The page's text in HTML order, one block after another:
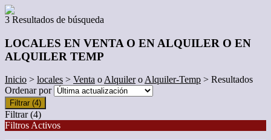
3 Resultados de búsqueda
LOCALES EN VENTA O EN ALQUILER O EN
ALQUILER TEMP
Inicio > locales > Venta oAlquileroAlquiler-Temp > Resultados
Ordenar por
Filtrar (4)
Filtrar (4)
Filtros Activos